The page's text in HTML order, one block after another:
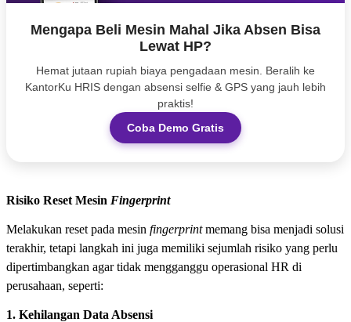
Mengapa Beli Mesin Mahal Jika Absen Bisa
Lewat HP?
Hemat jutaan rupiah biaya pengadaan mesin. Beralih ke
KantorKu HRIS dengan absensi selfie & GPS yang jauh lebih
praktis!
Coba Demo Gratis
Risiko Reset Mesin Fingerprint
Melakukan reset pada mesin fingerprintmemang bisa menjadi solusi
terakhir, tetapi langkah ini juga memiliki sejumlah risiko yang perlu
dipertimbangkan agar tidak mengganggu operasional HR di
perusahaan, seperti:
1. Kehilangan Data Absensi